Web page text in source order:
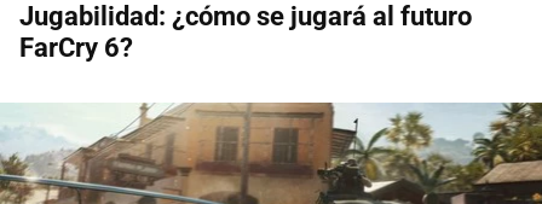
Jugabilidad: ¿cómo se jugará al futuro
FarCry 6?